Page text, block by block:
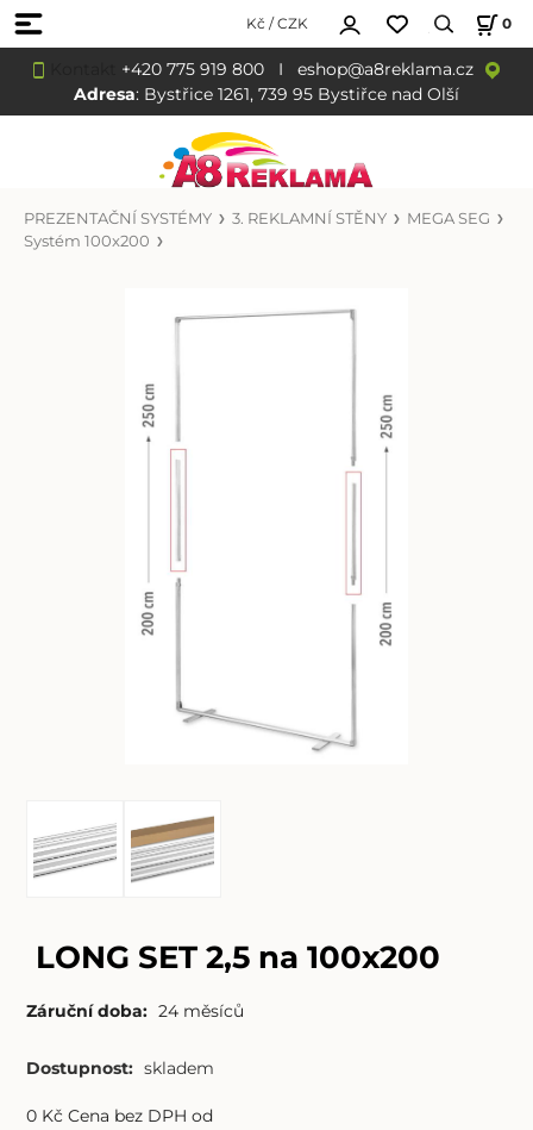
Kč / CZK 0
+420 775 919 800I
eshop@a8reklama.cz
Adresa: Bystřice 1261, 739 95 Bystiřce nad Olší
PREZENTAČNÍ SYSTÉMY 3. REKLAMNÍ STĚNY
MEGA SEG
Systém 100x200
LONG SET 2,5 na 100x200
Záruční doba: 24 měsíců
Dostupnost: skladem
0Kč Cena bez DPH od